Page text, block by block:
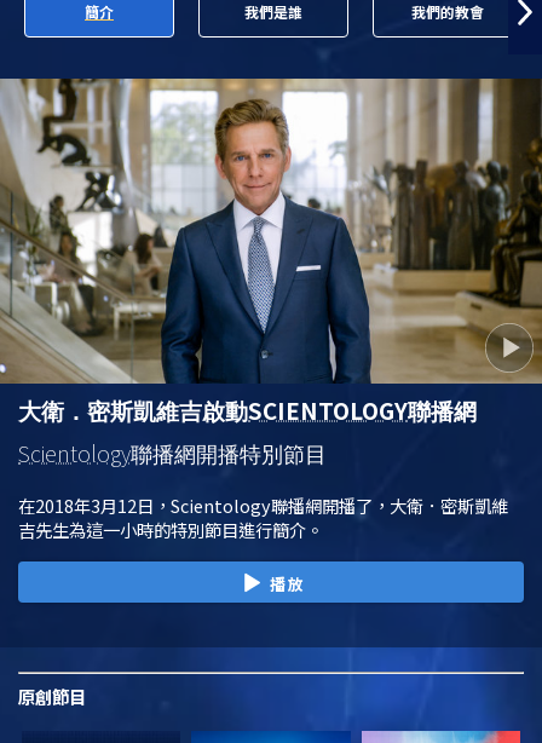
簡介 我們是誰 我們的教會
大衛．密斯凱維吉啟動SCIENTOLOGY聯播網
Scientology聯播網開播特別節目
在2018年3月12日，Scientology聯播網開播了，大衛．密斯凱維
吉先生為這一小時的特別節目進行簡介。
播放
原創節目